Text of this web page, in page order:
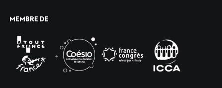
MEMBRE DE